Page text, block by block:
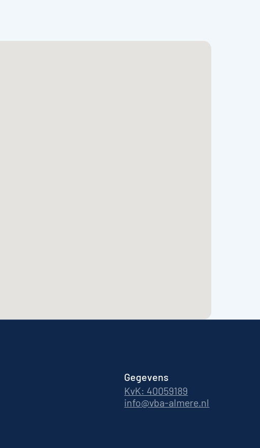
Gegevens
KvK: 40059189
info@vba-almere.nl